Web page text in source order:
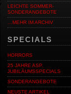
LEICHTE SOMMER-
SONDERANGEBOTE
…MEHR IM ARCHIV
SPECIALS
HORRORS
25 JAHRE ASP.
JUBILÄUMSSPECIALS
SONDERANGEBOTE
NEUSTE ARTIKEL